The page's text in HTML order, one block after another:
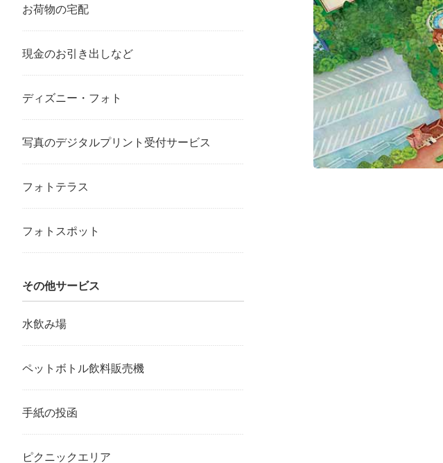
お荷物の宅配
現金のお引き出しなど
ディズニー・フォト
写真のデジタルプリント受付サービス
フォトテラス
フォトスポット
その他サービス
水飲み場
ペットボトル飲料販売機
手紙の投函
ピクニックエリア